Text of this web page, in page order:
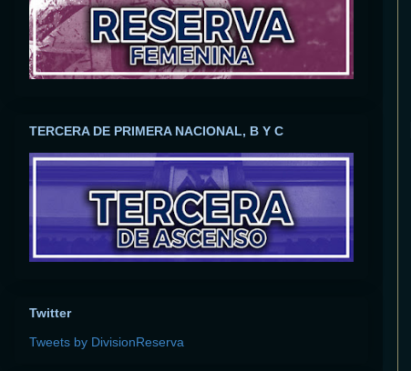
TERCERA DE PRIMERA NACIONAL, B Y C
Twitter
Tweets by DivisionReserva